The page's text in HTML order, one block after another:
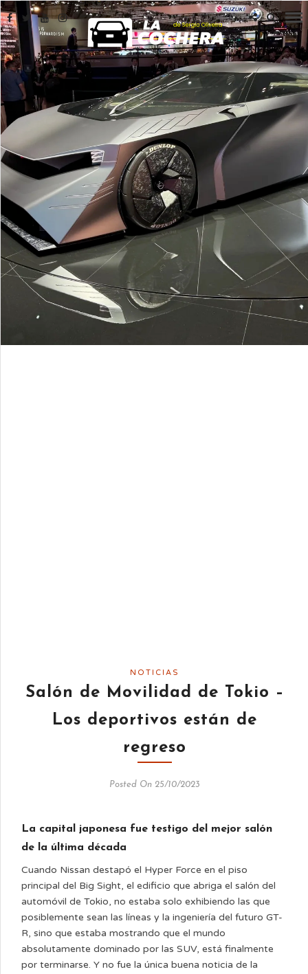
NOTICIAS
Salón de Movilidad de Tokio –
Los deportivos están de
regreso
Posted On 25/10/2023
La capital japonesa fue testigo del mejor salón
de la última década
Cuando Nissan destapó el Hyper Force en el piso
principal del Big Sight, el edificio que abriga el salón del
automóvil de Tokio, no estaba solo exhibiendo las que
posiblemente sean las líneas y la ingeniería del futuro GT-
R, sino que estaba mostrando que el mundo
absolutamente dominado por las SUV, está finalmente
por terminarse. Y no fue la única buena noticia de la